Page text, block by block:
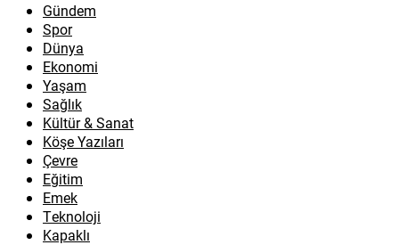
Gündem
Spor
Dünya
Ekonomi
Yaşam
Sağlık
Kültür & Sanat
Köşe Yazıları
Çevre
Eğitim
Emek
Teknoloji
Kapaklı